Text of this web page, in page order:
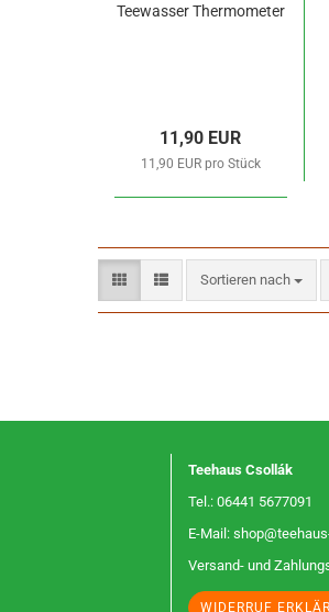
Teewasser Thermometer
11,90 EUR
11,90 EUR pro Stück
Sortieren nach
Sortieren nach
Teehaus Csollák
Tel.: 06441 5677091
E-Mail:
Versand- und
WIDERRUF